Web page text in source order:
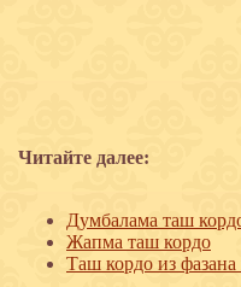
Читайте далее:
Думбалама таш
Жапма таш кордо
Таш кордо из фазана